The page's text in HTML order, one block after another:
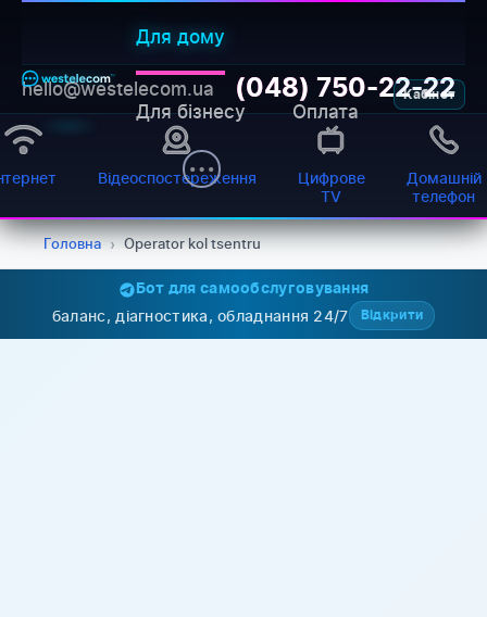
Для дому
Для бізнесу Оплата
Кабінет
hello@westelecom.ua (048) 750-22-22
Відеоспостереження
Цифрове
TV
Домашній
телефон
Головна › Operator kol tsentru
Бот для самообслуговування
баланс, діагностика, обладнання 24/7 Відкрити
Онлайн-підтримка